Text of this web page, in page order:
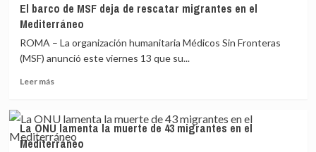
barco
de
MSF
rescatar
el
Mediterráneo
El barco de MSF deja de rescatar migrantes en el
Mediterráneo
ROMA – La organización humanitaria Médicos Sin Fronteras
(MSF) anunció este viernes 13 que su...
Leer másLeer
El
barco
de
La ONU lamenta la muerte de 43 migrantes en el
Mediterráneo